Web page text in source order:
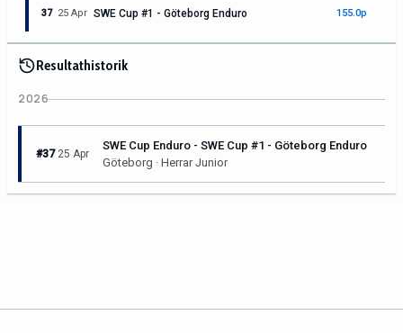
37 25 Apr SWE Cup #1 - Göteborg Enduro 155.0p
Resultathistorik
2026
#37 25 Apr
SWE Cup Enduro - SWE Cup #1 - Göteborg Enduro
Göteborg · Herrar Junior